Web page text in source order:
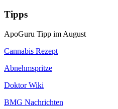
Tipps
ApoGuru Tipp im August
Cannabis Rezept
Abnehmspritze
Doktor Wiki
BMG Nachrichten